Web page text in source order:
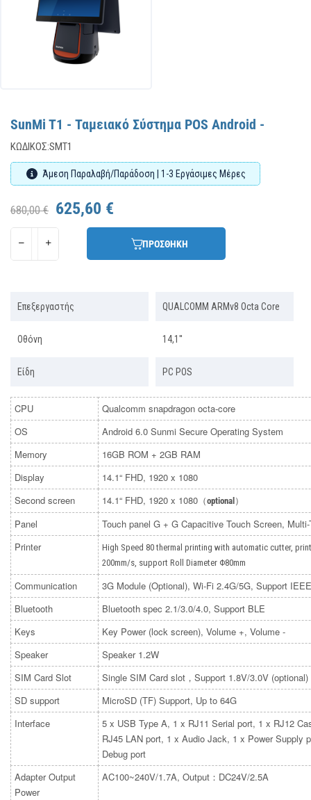
SunMi T1 - Ταμειακό Σύστημα POS Android -
ΚΩΔΙΚΌΣ:SMT1
Άμεση Παραλαβή/Παράδοση | 1-3 Εργάσιμες Μέρες
680,00 € 625,60 €
ΠΡΟΣΘΗΚΗ
Επεξεργαστής QUALCOMM ARMv8 Octa Core
Οθόνη 14,1''
Είδη PC POS
CPU
Qualcomm snapdragon octa-core
OS
Android 6.0 Sunmi Secure Operating System
Memory
16GB ROM + 2GB RAM
Display
14.1“ FHD, 1920 x 1080
Second screen
14.1“ FHD, 1920 x 1080（optional ）
Panel
Touch panel G + G Capacitive Touch Screen, Multi-
Printer
High Speed 80 thermal printing with automatic cutter,
200mm/s, support Roll Diameter Φ80mm
Communication
3G Module (Optional), Wi-Fi 2.4G/5G, Support
Bluetooth
Bluetooth spec 2.1/3.0/4.0, Support BLE
Keys
Key Power (lock screen), Volume +, Volume -
Speaker
Speaker 1.2W
SIM Card Slot
Single SIM Card slot，Support 1.8V/3.0V (optional)
SD support
MicroSD (TF) Support, Up to 64G
Interface
5 x USB Type A, 1 x RJ11 Serial port, 1 x RJ12
RJ45 LAN port, 1 x Audio Jack, 1 x Power Supply
Debug port
Adapter Output
Power
AC100~240V/1.7A, Output：DC24V/2.5A